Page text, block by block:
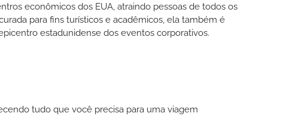
econômicos dos EUA, atraindo pessoas de todos os
para fins turísticos e acadêmicos, ela também é
estadunidense dos eventos corporativos.
tudo que você precisa para uma viagem